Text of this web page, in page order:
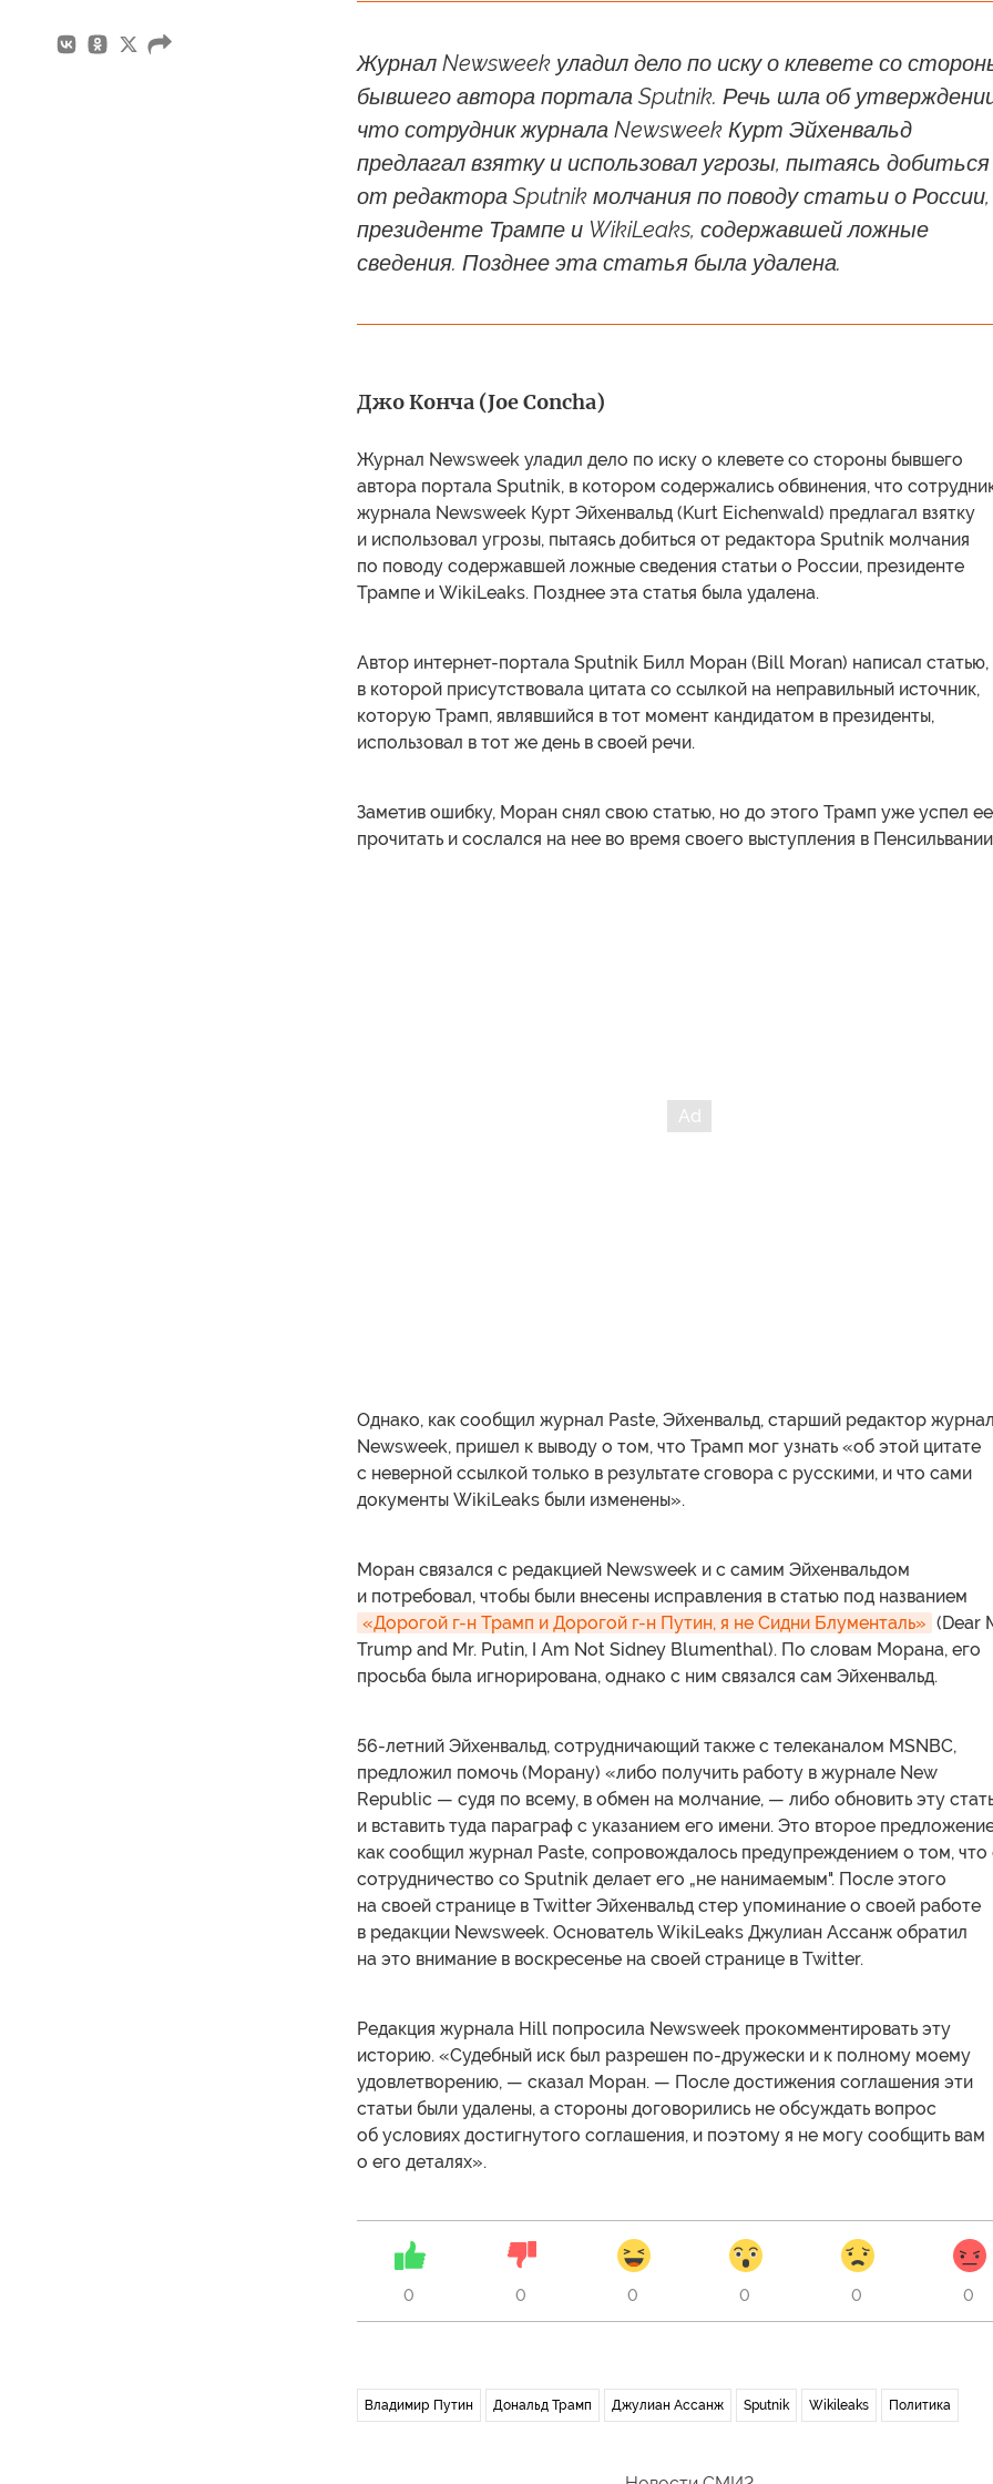
Журнал Newsweek уладил дело по иску о клевете со
бывшего автора портала Sputnik. Речь шла об
что сотрудник журнала Newsweek Курт Эйхенвальд
предлагал взятку и использовал угрозы, пытаясь добиться
от редактора Sputnik молчания по поводу статьи о России,
президенте Трампе и WikiLeaks, содержавшей ложные
сведения. Позднее эта статья была удалена.
Джо Конча (Joe Concha)
Журнал Newsweek уладил дело по иску о клевете со стороны бывшего
автора портала Sputnik, в котором содержались обвинения, что
журнала Newsweek Курт Эйхенвальд (Kurt Eichenwald) предлагал взятку
и использовал угрозы, пытаясь добиться от редактора Sputnik молчания
по поводу содержавшей ложные сведения статьи о России, президенте
Трампе и WikiLeaks. Позднее эта статья была удалена.
Автор интернет-портала Sputnik Билл Моран (Bill Moran) написал статью,
в которой присутствовала цитата со ссылкой на неправильный источник,
которую Трамп, являвшийся в тот момент кандидатом в президенты,
использовал в тот же день в своей речи.
Заметив ошибку, Моран снял свою статью, но до этого Трамп уже успел ее
прочитать и сослался на нее во время своего выступления в
Однако, как сообщил журнал Paste, Эйхенвальд, старший редактор
Newsweek, пришел к выводу о том, что Трамп мог узнать «об этой цитате
с неверной ссылкой только в результате сговора с русскими, и что сами
документы WikiLeaks были изменены».
Моран связался с редакцией Newsweek и с самим Эйхенвальдом
и потребовал, чтобы были внесены исправления в статью под названием
«Дорогой г-н Трамп и Дорогой г-н Путин, я не Сидни Блументаль» (Dear
Trump and Mr. Putin, I Am Not Sidney Blumenthal). По словам Морана, его
просьба была игнорирована, однако с ним связался сам Эйхенвальд.
56-летний Эйхенвальд, сотрудничающий также с телеканалом MSNBC,
предложил помочь (Морану) «либо получить работу в журнале New
Republic — судя по всему, в обмен на молчание, — либо обновить эту
и вставить туда параграф с указанием его имени. Это второе
как сообщил журнал Paste, сопровождалось предупреждением о том, что
сотрудничество со Sputnik делает его „не нанимаемым". После этого
на своей странице в Twitter Эйхенвальд стер упоминание о своей работе
в редакции Newsweek. Основатель WikiLeaks Джулиан Ассанж обратил
на это внимание в воскресенье на своей странице в Twitter.
Редакция журнала Hill попросила Newsweek прокомментировать эту
историю. «Судебный иск был разрешен по-дружески и к полному моему
удовлетворению, — сказал Моран. — После достижения соглашения эти
статьи были удалены, а стороны договорились не обсуждать вопрос
об условиях достигнутого соглашения, и поэтому я не могу сообщить вам
о его деталях».
0 0 0 0 0 0
Владимир Путин Дональд Трамп Джулиан Ассанж Sputnik Wikileaks Политика